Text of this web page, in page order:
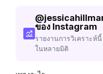
@
ของ Instagram
รายงานการวิเคราะห์
ในหลายมิติ